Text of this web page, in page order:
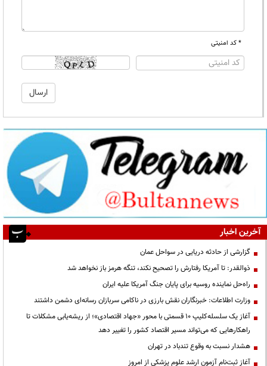
* کد امنیتی
آخرین اخبار
گزارشی از حادثه دریایی در سواحل عمان
ذوالقدر: تا آمریکا رفتارش را تصحیح نکند، تنگه هرمز باز نخواهد شد
راه‌حل نماینده روسیه برای پایان جنگ آمریکا علیه ایران
وزارت اطلاعات: خبرنگاران نقش بارزی در ناکامی سربازان رسانه‌ای دشمن داشتند
آغاز یک سلسله‌کلیپ ۱۰ قسمتی با محور «جهاد اقتصادی»؛ از ریشه‌یابی مشکلات تا
راهکارهایی که می‌تواند مسیر اقتصاد کشور را تغییر دهد
هشدار نسبت به وقوع تندباد در تهران
آغاز ثبت‌نام آزمون ارشد علوم پزشکی از امروز